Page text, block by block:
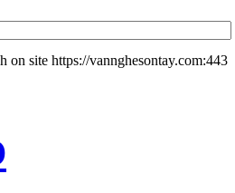
on site https://vannghesontay.com:443